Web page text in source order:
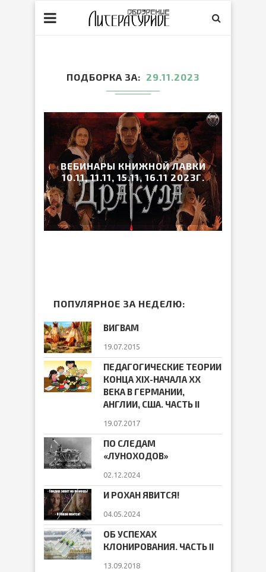
ПОДБОРКА ЗА 29.11.2023
ВЕБИНАРЫ КНИЖНОЙ ЛАВКИ
10.11, 11.11, 15.11, 16.11 2023Г.
ПОПУЛЯРНОЕ ЗА НЕДЕЛЮ:
ВИГВАМ
19.07.2015
ПЕДАГОГИЧЕСКИЕ ТЕОРИИ
КОНЦА ХIХ-НАЧАЛА ХХ
ВЕКА В ГЕРМАНИИ,
АНГЛИИ, США. ЧАСТЬ II
19.07.2017
ПО СЛЕДАМ
«ЛУНОХОДОВ»
02.12.2024
И РОХАН ЯВИТСЯ!
04.05.2024
ОБ УСПЕХАХ
КЛОНИРОВАНИЯ. ЧАСТЬ II
13.09.2018